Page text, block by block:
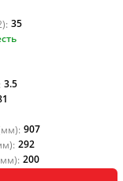
35
3.5
907
292
200